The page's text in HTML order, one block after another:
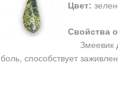
Цвет:
Свойства
Змеевик
боль, способствует